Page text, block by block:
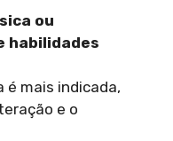
ou
habilidades
é mais indicada,
e o